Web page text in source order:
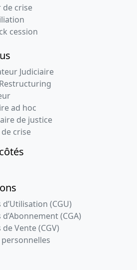
crise
cession
Judiciaire
ad hoc
de justice
crise
(CGU)
(CGA)
Vente (CGV)